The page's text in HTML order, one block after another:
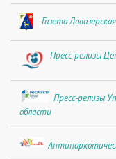
Газета
Пресс-релизы
Пресс-релизы
области